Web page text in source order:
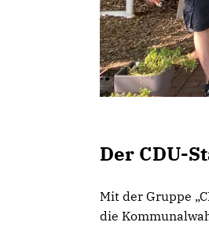
Der CDU-
Mit der Gruppe
die